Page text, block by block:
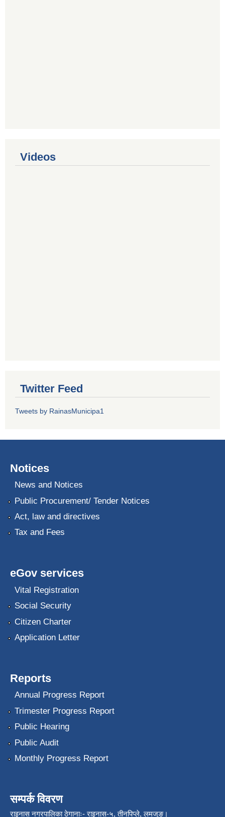
Videos
Twitter Feed
Tweets by RainasMunicipa1
Notices
News and Notices
Public Procurement/ Tender Notices
Act, law and directives
Tax and Fees
eGov services
Vital Registration
Social Security
Citizen Charter
Application Letter
Reports
Annual Progress Report
Trimester Progress Report
Public Hearing
Public Audit
Monthly Progress Report
सम्पर्क विवरण
राइनास नगरपालिका ठेगानाः- राइनास-५, तीनपिप्ले, लमजुङ।